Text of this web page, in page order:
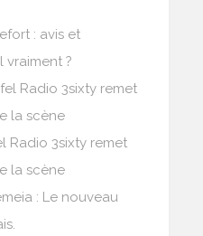
: avis et
vraiment ?
Radio 3sixty remet
la scène
Radio 3sixty remet
la scène
: Le nouveau